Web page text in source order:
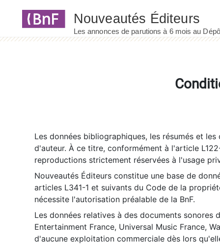
Les données bibliographiques, les résumés et
d'auteur. À ce titre, conformément à l'article
reproductions strictement réservées à l'usage
Nouveautés Éditeurs constitue une base de
articles L341-1 et suivants du Code de la
nécessite l'autorisation préalable de la BnF.
Les données relatives à des documents sonores
Entertainment France, Universal Music France,
d'aucune exploitation commerciale dès lors